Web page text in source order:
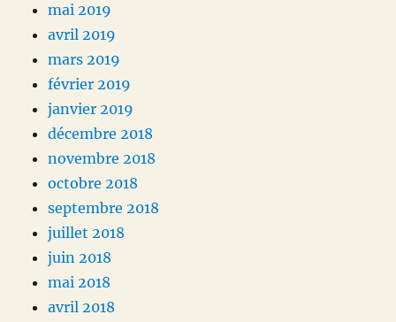
mai 2019
avril 2019
mars 2019
février 2019
janvier 2019
décembre 2018
novembre 2018
octobre 2018
septembre 2018
juillet 2018
juin 2018
mai 2018
avril 2018